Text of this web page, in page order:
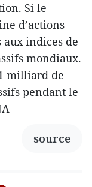
Si le
d’actions
indices de
mondiaux.
milliard de
pendant le
source